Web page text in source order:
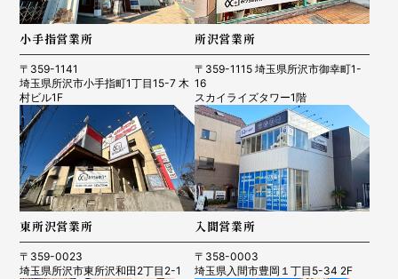
小手指営業所
〒359-1141
埼玉県所沢市小手指町1丁目15-7 木
村ビル1F
所沢営業所
〒359-1115 埼玉県所沢市御幸町1-
16
スカイライズタワー1階
東所沢営業所
〒359-0023
埼玉県所沢市東所沢和田2丁目2-1
入間営業所
〒358-0003
埼玉県入間市豊岡１丁目5-34 2F